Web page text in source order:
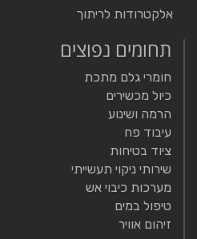
אלקטרודות לריתוך
תחומים נפוצים
חומרי גלם מתכת
כיול מכשירים
הרמה ושינוע
עיבוד פח
ציוד בטיחות
שירותי ניקוי תעשייתי
מערכות כיבוי אש
טיפול במים
זיהום אוויר